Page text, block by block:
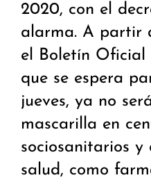
2020, con el
alarma. A partir
el Boletín
que se espera
jueves, ya no
mascarilla en
sociosanitarios y
salud, como